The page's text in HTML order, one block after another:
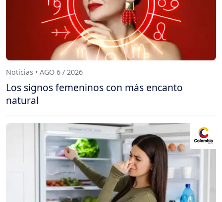
Noticias • AGO 6 / 2026
Los signos femeninos con más encanto
natural